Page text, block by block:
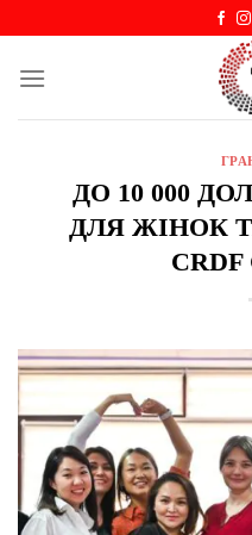
content
ДО 10 000
ДЛЯ ЖІНОК